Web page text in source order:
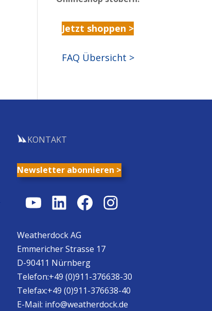
Jetzt shoppen >
FAQ Übersicht >
KONTAKT
Newsletter abonnieren >
YouTube
LinkedIn
Facebook
Instagram
Weatherdock AG
Emmericher Strasse 17
D-90411 Nürnberg
Telefon:+49 (0)911-376638-30
Telefax:+49 (0)911-376638-40
E-Mail: info@weatherdock.de